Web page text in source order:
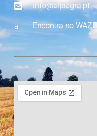
info@alpiagra.pt
Encontra no WAZE